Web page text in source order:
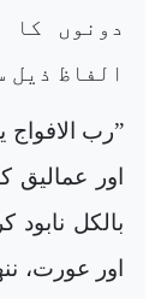
دونوں کا
الفاظ ذیل
”رب
اور
بالکل
اور عورت،